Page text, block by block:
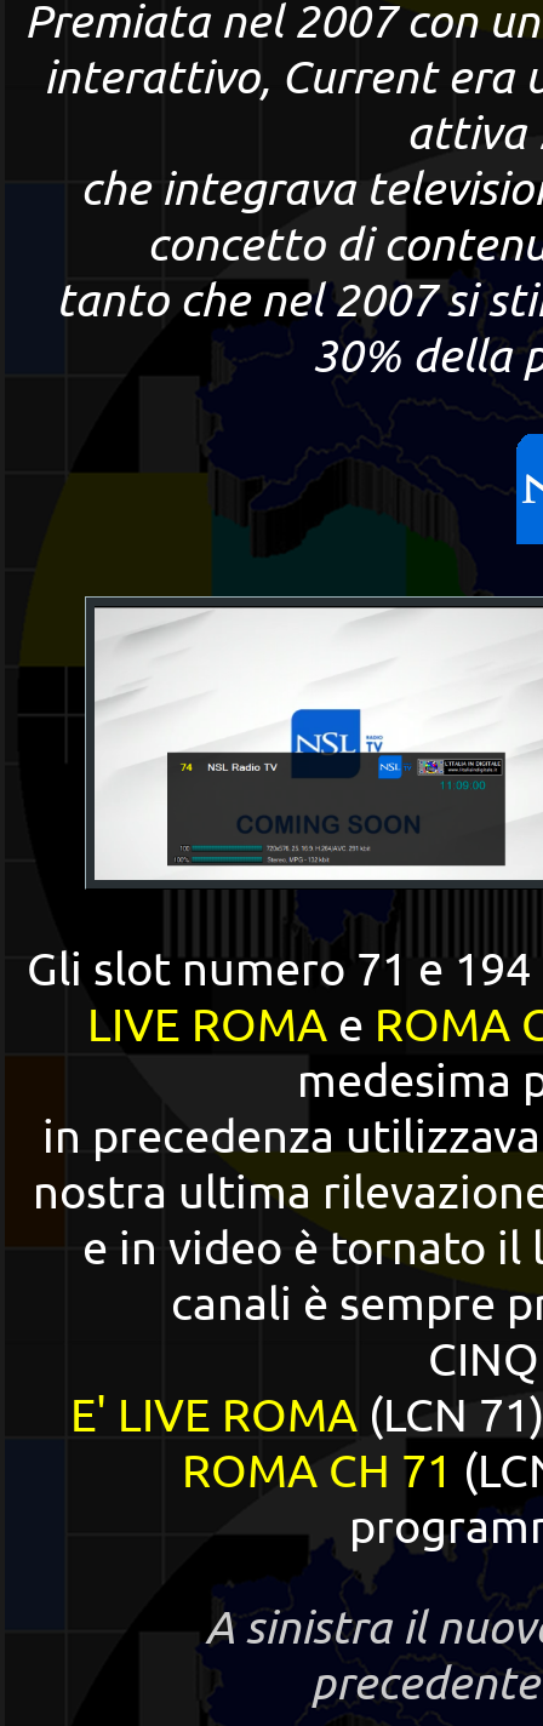
Premiata nel 2007 con
interattivo, Current era
attiva
che integrava
concetto di
tanto che nel 2007 si
30% della
Gli slot numero 71 e
LIVE ROMA e ROMA
medesima
in precedenza
nostra ultima
e in video è tornato il
canali è sempre
E' LIVE ROMA (LCN
ROMA CH 71
A sinistra il